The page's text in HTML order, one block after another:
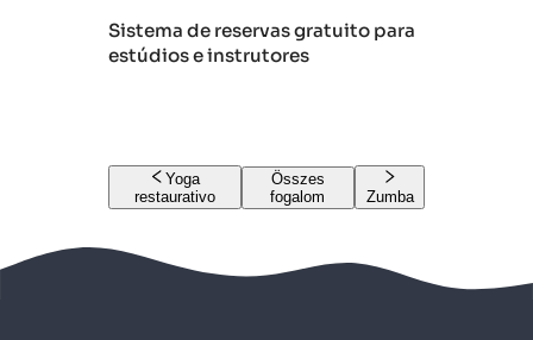
Sistema de reservas gratuito para
estúdios e instrutores
Yoga
restaurativo
Összes
fogalom
Zumba